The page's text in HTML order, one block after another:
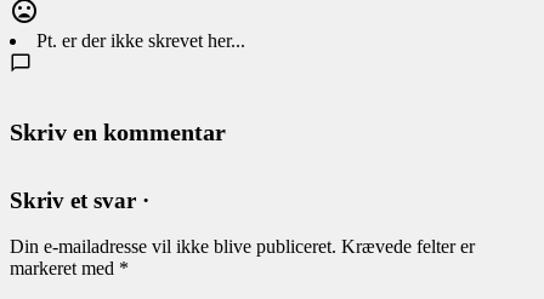
Pt. er der ikke skrevet her...
Skriv en kommentar
Skriv et svar ·
Din e-mailadresse vil ikke blive publiceret. Krævede felter er
markeret med *